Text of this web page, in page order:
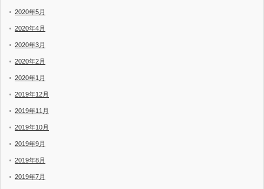
2020年5月
2020年4月
2020年3月
2020年2月
2020年1月
2019年12月
2019年11月
2019年10月
2019年9月
2019年8月
2019年7月